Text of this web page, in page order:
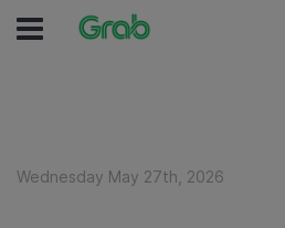
Wednesday May 27th, 2026